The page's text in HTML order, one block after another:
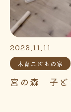
2023.11.11
木育こどもの家
宮の森 子ど